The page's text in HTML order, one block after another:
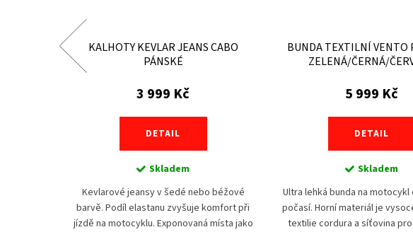
KALHOTY KEVLAR JEANS CABO
PÁNSKÉ
3 999 Kč
DETAIL
Skladem
Kevlarové jeansy v šedé nebo béžové
barvě. Podíl elastanu zvyšuje komfort při
jízdě na motocyklu. Exponovaná místa jako
BUNDA TEXTILNÍ VENTO
ZELENÁ/ČERNÁ/
5 999 Kč
DETAIL
Skladem
Ultra lehká bunda na
počasí. Horní materiál je
textilie cordura a síťovina pro